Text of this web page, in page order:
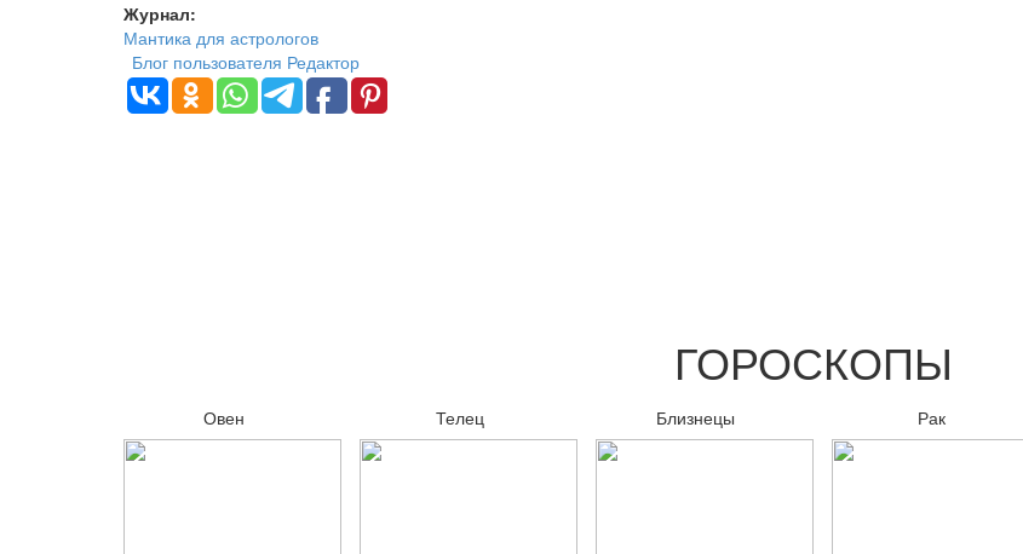
Журнал:
Мантика для астрологов
Блог пользователя Редактор
ГОРОСКОПЫ
Овен Телец Близнецы Рак